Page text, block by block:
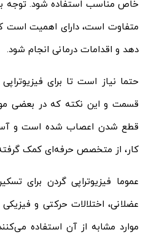
خاص مناسب استفاده شود. توجه
متفاوت است، دارای اهمیت است
دهد و اقدامات درمانی انجام شود.
حتما نیاز است تا برای
قسمت و این نکته که در بعضی
قطع شدن اعصاب شده است و
کار، از متخصص حرفه‌ای کمک
عموما فیزیوتراپی گردن برای
عضلانی، اختلالات حرکتی و
موارد مشابه از آن استفاده